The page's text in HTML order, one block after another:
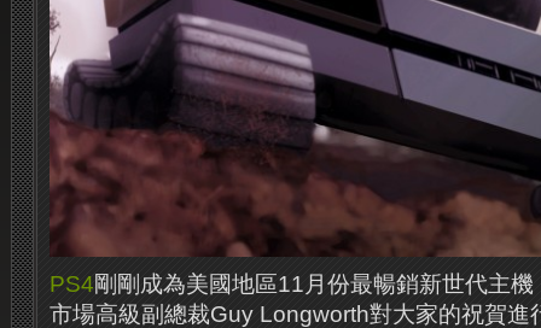
PS4剛剛成為美國地區11月份最暢銷新世代主
市場高級副總裁Guy Longworth對大家的祝賀進